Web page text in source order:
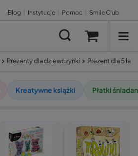
Blog Instytucje Pomoc Smile Club
Prezenty dla dziewczynki Prezent dla 5
Kreatywne książki Płatki